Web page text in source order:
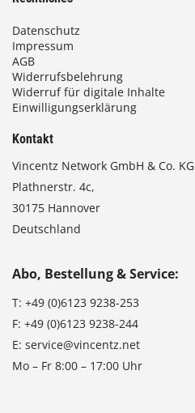
Datenschutz
Impressum
AGB
Widerrufsbelehrung
Widerruf für digitale Inhalte
Einwilligungserklärung
Kontakt
Vincentz Network GmbH & Co. KG
Plathnerstr. 4c,
30175 Hannover
Deutschland
Abo, Bestellung & Service:
T: +49 (0)6123 9238-253
F: +49 (0)6123 9238-244
E: service@vincentz.net
Mo – Fr 8:00 – 17:00 Uhr